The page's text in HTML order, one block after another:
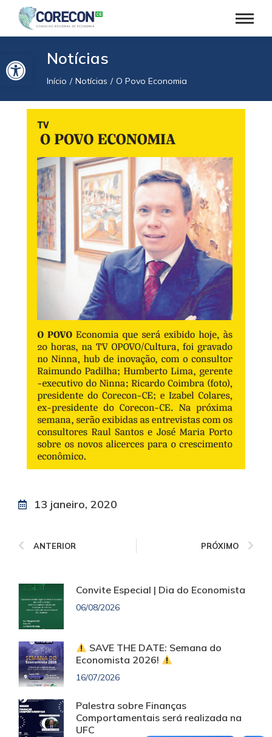
Barra de Ferramentas AbertaNotícias
Você está aqui:
Início Notícias O Povo Economia
13 janeiro, 2020
ANTERIOR PRÓXIMO
Convite Especial | Dia do Economista
06/08/2026
SAVE THE DATE: Semana do
Economista 2026!
16/07/2026
Palestra sobre Finanças
Comportamentais será realizada na
UFC